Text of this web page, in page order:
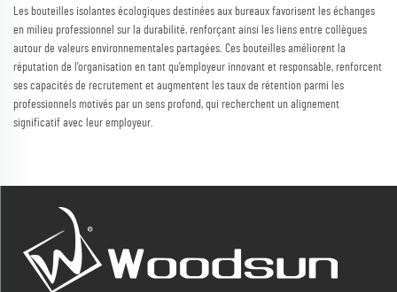
Les bouteilles isolantes écologiques destinées aux bureaux favorisent les échanges
en milieu professionnel sur la durabilité, renforçant ainsi les liens entre collègues
autour de valeurs environnementales partagées. Ces bouteilles améliorent la
réputation de l’organisation en tant qu’employeur innovant et responsable, renforcent
ses capacités de recrutement et augmentent les taux de rétention parmi les
professionnels motivés par un sens profond, qui recherchent un alignement
significatif avec leur employeur.